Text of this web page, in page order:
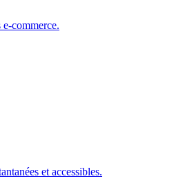
commerce.
et accessibles.